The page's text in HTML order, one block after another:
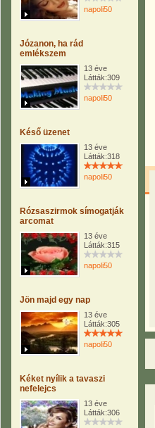
napoli50
Józanon, ha rád
emlékszem
13 éve
Látták:309
napoli50
Késő üzenet
13 éve
Látták:318
napoli50
Rózsaszirmok símogatják
arcomat
13 éve
Látták:315
napoli50
Jön majd egy nap
13 éve
Látták:305
napoli50
Kéket nyílik a tavaszi
nefelejcs
13 éve
Látták:306